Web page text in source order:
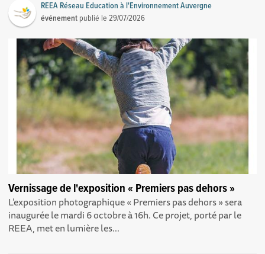
REEA Réseau Education à l'Environnement Auvergne
événement publié le29/07/2026
Vernissage de l'exposition « Premiers pas dehors »
L’exposition photographique « Premiers pas dehors » sera
inaugurée le mardi 6 octobre à 16h. Ce projet, porté par le
REEA, met en lumière les...